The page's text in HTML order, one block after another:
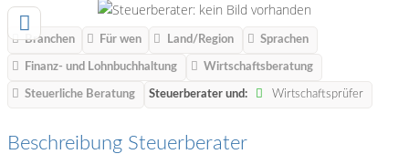
Branchen Für wen Land/Region Sprachen
Finanz- und Lohnbuchhaltung Wirtschaftsberatung
Steuerliche Beratung Steuerberater und: Wirtschaftsprüfer
Beschreibung Steuerberater